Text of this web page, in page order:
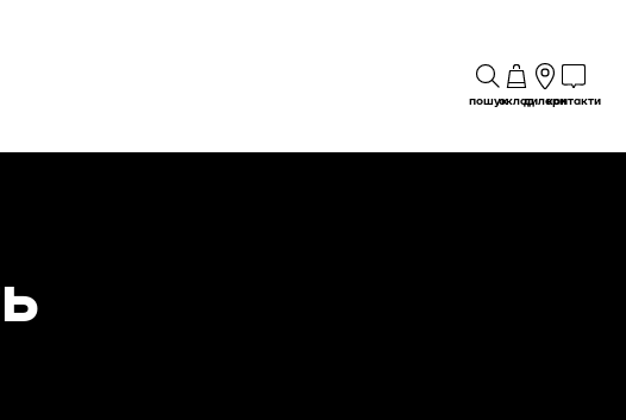
пошукскладдилериконтакти